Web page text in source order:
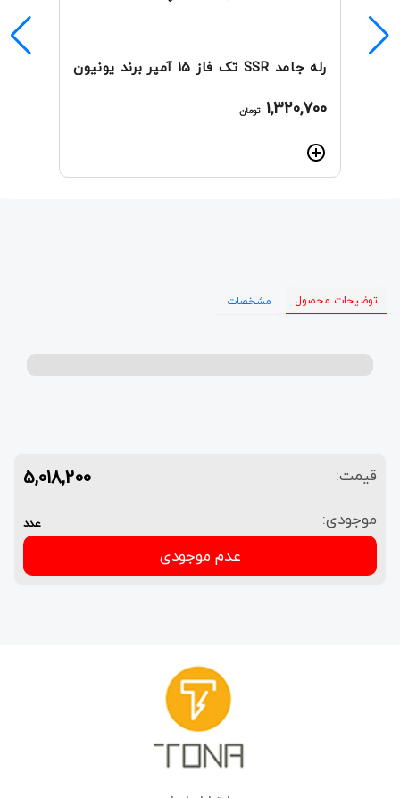
رله جامد SSR تک فاز 15 آمپر برند یونیون
1,320,700 تومان
توضیحات محصول مشخصات
قیمت: 5,018,200
موجودی: عدد
عدم موجودی